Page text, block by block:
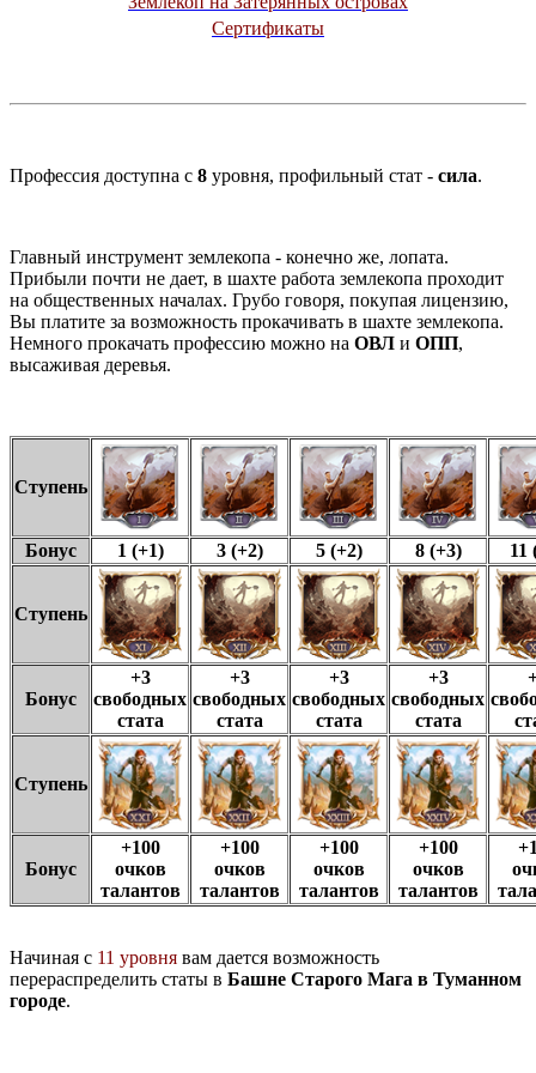
Сертификаты
Профессия доступна с 8 уровня, профильный стат - сила.
Главный инструмент землекопа - конечно же, лопата.
Прибыли почти не дает, в шахте работа землекопа проходит
на общественных началах. Грубо говоря, покупая лицензию,
Вы платите за возможность прокачивать в шахте землекопа.
Немного прокачать профессию можно на ОВЛ и ОПП,
высаживая деревья.
Ступень
Бонус 1 (+1) 3 (+2) 5 (+2) 8 (+3) 11
Ступень
Бонус
+3
свободных
стата
+3
свободных
стата
+3
свободных
стата
+3
свободных
стата
Ступень
Бонус
+100
очков
талантов
+100
очков
талантов
+100
очков
талантов
+100
очков
талантов
Начиная с 11 уровня вам дается возможность
перераспределить статы в Башне Старого Мага в Туманном
городе.